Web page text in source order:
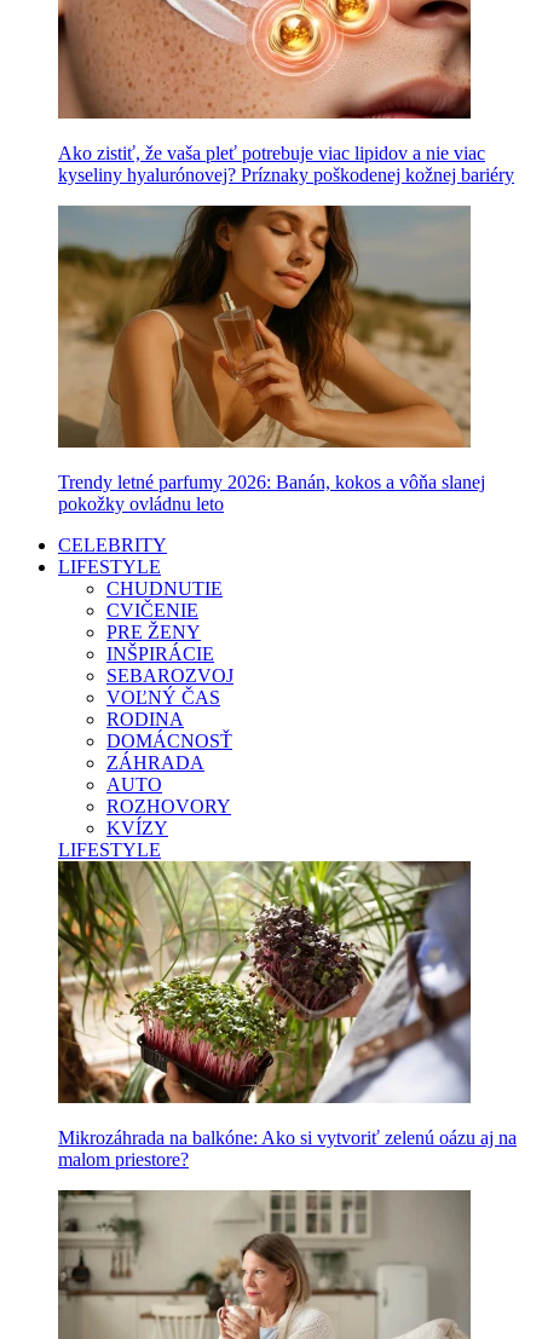
Ako zistiť, že vaša pleť potrebuje viac lipidov a nie viac
kyseliny hyalurónovej? Príznaky poškodenej kožnej bariéry
Trendy letné parfumy 2026: Banán, kokos a vôňa slanej
pokožky ovládnu leto
CELEBRITY
LIFESTYLE
CHUDNUTIE
CVIČENIE
PRE ŽENY
INŠPIRÁCIE
SEBAROZVOJ
VOĽNÝ ČAS
RODINA
DOMÁCNOSŤ
ZÁHRADA
AUTO
ROZHOVORY
KVÍZY
LIFESTYLE
Mikrozáhrada na balkóne: Ako si vytvoriť zelenú oázu aj na
malom priestore?